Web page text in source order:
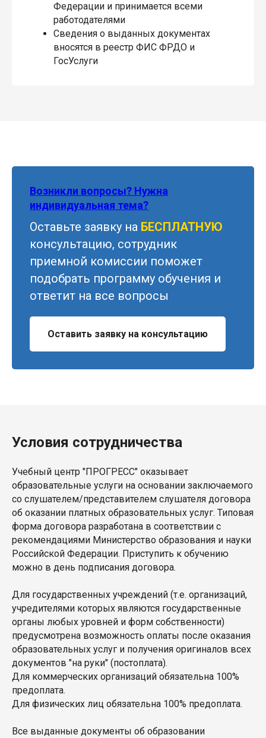
Федерации и принимается всеми
работодателями
Сведения о выданных документах
вносятся в реестр ФИС ФРДО и
ГосУслуги
Возникли вопросы? Нужна
индивидуальная тема?
Оставьте заявку на БЕСПЛАТНУЮ
консультацию, сотрудник
приемной комиссии поможет
подобрать программу обучения и
ответит на все вопросы
Оставить заявку на консультацию
Условия сотрудничества
Учебный центр "ПРОГРЕСС" оказывает
образовательные услуги на основании заключаемого
со слушателем/представителем слушателя договора
об оказании платных образовательных услуг. Типовая
форма договора разработана в соответствии с
рекомендациями Министерство образования и науки
Российской Федерации. Приступить к обучению
можно в день подписания договора.
Для государственных учреждений (т.е. организаций,
учредителями которых являются государственные
органы любых уровней и форм собственности)
предусмотрена возможность оплаты после оказания
образовательных услуг и получения оригиналов всех
документов "на руки" (постоплата).
Для коммерческих организаций обязательна 100%
предоплата.
Для физических лиц обязательна 100% предоплата.
Все выданные документы об образовании